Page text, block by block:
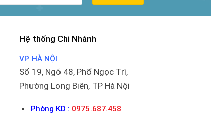
Hệ thống Chi Nhánh
VP HÀ NỘI
Số 19, Ngõ 48, Phố Ngọc Trì,
Phường Long Biên, TP Hà Nội
Phòng KD : 0975.687.458